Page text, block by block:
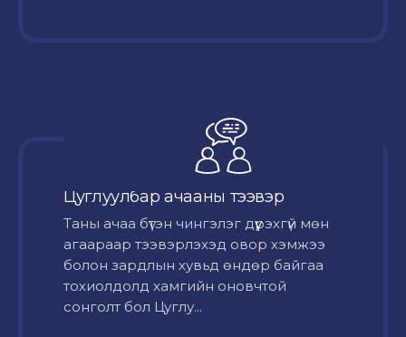
Цуглуулбар ачааны тээвэр
Таны ачаа бүтэн чингэлэг дүүрэхгүй мөн
агаараар тээвэрлэхэд овор хэмжээ
болон зардлын хувьд өндөр байгаа
тохиолдолд хамгийн оновчтой
сонголт бол Цуглу...